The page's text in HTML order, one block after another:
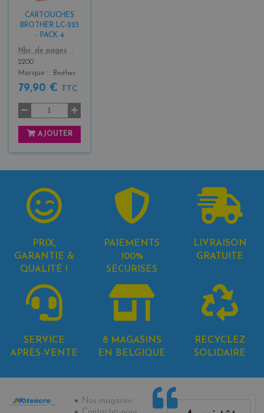
CARTOUCHES
BROTHER LC-223
- PACK 4
Color
k
+
Nbr. de pages
2200
Marque
Brother
79,90 € TTC
AJOUTER
PRIX,
GARANTIE &
QUALITÉ !
PAIEMENTS
100%
SÉCURISÉS
LIVRAISON
GRATUITE
SERVICE
APRÈS-VENTE
8 MAGASINS
EN BELGIQUE
RECYCLEZ
SOLIDAIRE
Informations
Nos magasins